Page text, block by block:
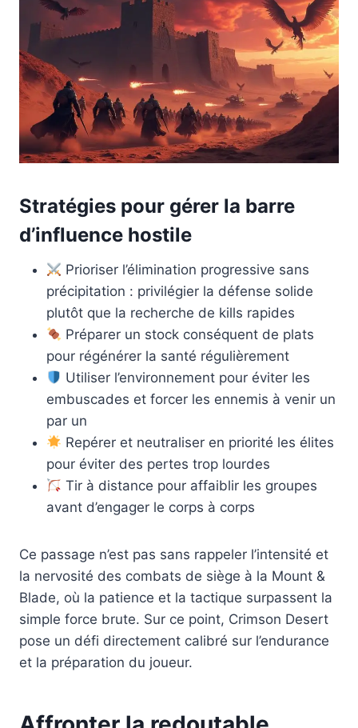
Stratégies pour gérer la barre
d’influence hostile
Prioriser l’élimination progressive sans
précipitation : privilégier la défense solide
plutôt que la recherche de kills rapides
Préparer un stock conséquent de plats
pour régénérer la santé régulièrement
Utiliser l’environnement pour éviter les
embuscades et forcer les ennemis à venir un
par un
Repérer et neutraliser en priorité les élites
pour éviter des pertes trop lourdes
Tir à distance pour affaiblir les groupes
avant d’engager le corps à corps
Ce passage n’est pas sans rappeler l’intensité et
la nervosité des combats de siège à la Mount &
Blade, où la patience et la tactique surpassent la
simple force brute. Sur ce point, Crimson Desert
pose un défi directement calibré sur l’endurance
et la préparation du joueur.